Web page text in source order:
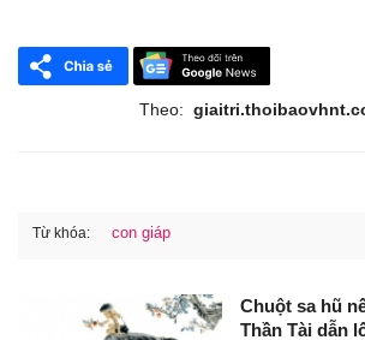
Theo:
Từ khóa: con giáp
Chuột sa hũ
Thần Tài dẫn